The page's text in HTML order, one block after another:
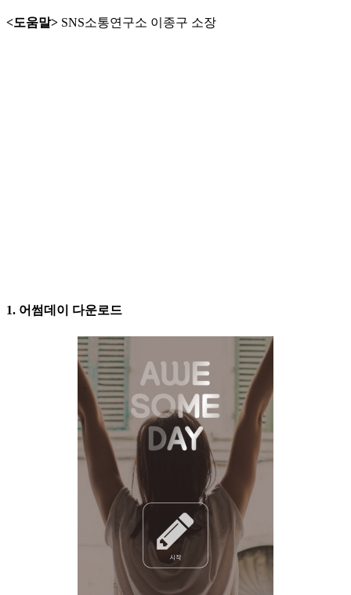
<도움말> SNS소통연구소 이종구 소장
1. 어썸데이 다운로드